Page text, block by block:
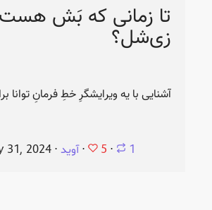
تا زمانی که بَش
زی‌شل؟
آشنایی با یه ویرایشگرِ خطِ فرمانِ توانا
31, 2024 ⋅آوید⋅ 5 ⋅ 1